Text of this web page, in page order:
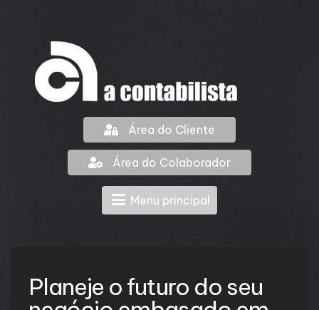
Área do Cliente
Área do Colaborador
Menu principal
Planeje o futuro do seu